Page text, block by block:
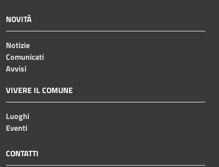
NOVITÀ
Notizie
Comunicati
Avvisi
VIVERE IL COMUNE
Luoghi
Eventi
CONTATTI